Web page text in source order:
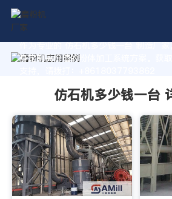
作为专业的 仿石机多少钱一台 制造厂
身定制高价值的粉体加工系统方案。获取
仿石机多少钱一台